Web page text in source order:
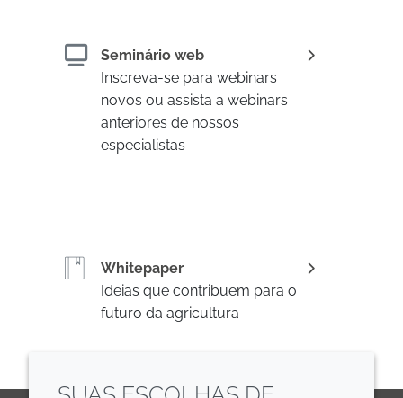
Seminário web
Inscreva-se para webinars
novos ou assista a webinars
anteriores de nossos
especialistas
Whitepaper
Ideias que contribuem para o
futuro da agricultura